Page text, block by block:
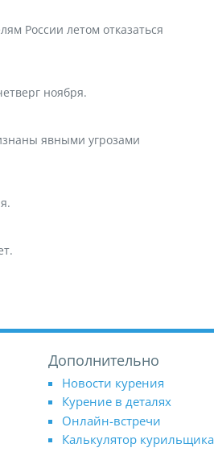
России летом отказаться
ноября.
явными угрозами
Дополнительно
Новости курения
Курение в деталях
Онлайн-встречи
Калькулятор курильщика